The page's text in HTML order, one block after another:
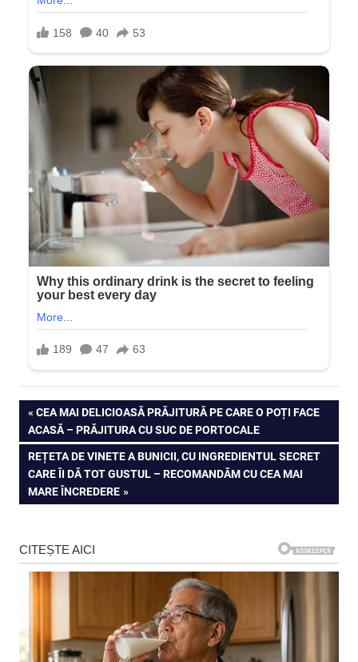
Navigare
în
articole
PREVIOUS
POST:
CEA MAI DELICIOASĂ PRĂJITURĂ PE CARE O POȚI FACE
ACASĂ – PRĂJITURA CU SUC DE PORTOCALE
NEXT
POST:
REȚETA DE VINETE A BUNICII, CU INGREDIENTUL SECRET
CARE ÎI DĂ TOT GUSTUL – RECOMANDĂM CU CEA MAI
MARE ÎNCREDERE